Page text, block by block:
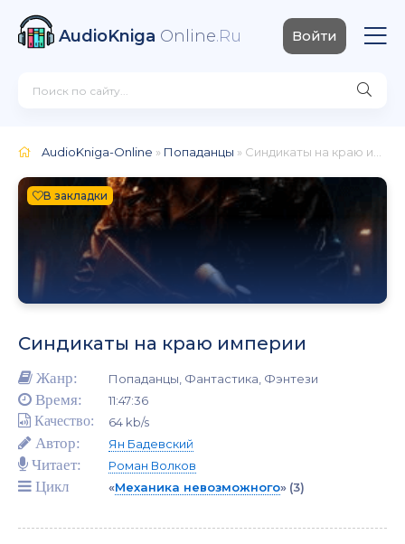
AudioKniga Online.Ru Войти
AudioKniga-Online » Попаданцы » Синдикаты на краю империи
В закладки
Синдикаты на краю империи
Жанр: Попаданцы, Фантастика, Фэнтези
Время: 11:47:36
Качество: 64 kb/s
Автор: Ян Бадевский
Читает: Роман Волков
Цикл «Механика невозможного» (3)